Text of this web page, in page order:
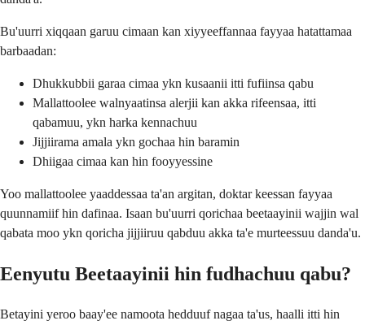
Bu'uurri xiqqaan garuu cimaan kan xiyyeeffannaa fayyaa hatattamaa
barbaadan:
Dhukkubbii garaa cimaa ykn kusaanii itti fufiinsa qabu
Mallattoolee walnyaatinsa alerjii kan akka rifeensaa, itti
qabamuu, ykn harka kennachuu
Jijjiirama amala ykn gochaa hin baramin
Dhiigaa cimaa kan hin fooyyessine
Yoo mallattoolee yaaddessaa ta'an argitan, doktar keessan fayyaa
quunnamiif hin dafinaa. Isaan bu'uurri qorichaa beetaayinii wajjin wal
qabata moo ykn qoricha jijjiiruu qabduu akka ta'e murteessuu danda'u.
Eenyutu Beetaayinii hin fudhachuu qabu?
Betayini yeroo baay'ee namoota hedduuf nagaa ta'us, haalli itti hin